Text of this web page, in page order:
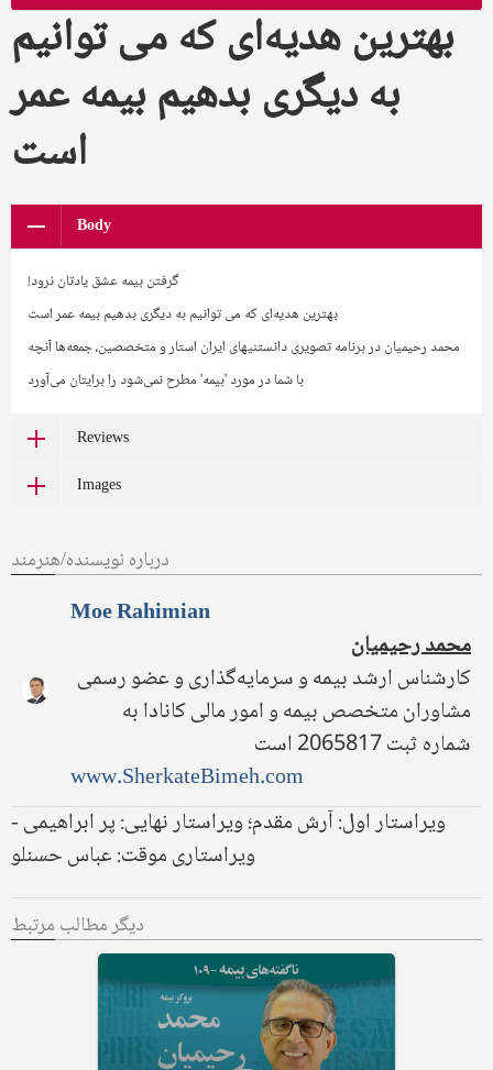
بهترین هدیه‌ای که می توانیم
به دیگری بدهیم بیمه عمر
است
Body
گرفتن بیمه عشق یادتان نرود!
بهترین هدیه‌ای که می توانیم به دیگری بدهیم بیمه عمر است
محمد رحیمیان در برنامه تصویری دانستنیهای ایران استار و متخصصین، جمعه‌ها آنچه
با شما در مورد 'بیمه' مطرح نمی‌شود را برایتان می‌آورد
Reviews
Images
درباره نویسنده/هنرمند
Moe Rahimian
محمد رحیمیان
کارشناس ارشد بیمه و سرمایه‌گذاری و عضو رسمی
مشاوران متخصص بیمه و امور مالی کانادا به
شماره ثبت 2065817 است
www.SherkateBimeh.com
ویراستار اول: آرش مقدم؛ ویراستار نهایی: پر ابراهیمی -
ویراستاری موقت: عباس حسنلو
دیگر مطالب مرتبط